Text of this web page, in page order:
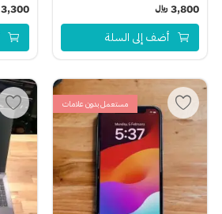
3,800﷼
أضف إلى السلة
3,300
مستعمل بدون علامات